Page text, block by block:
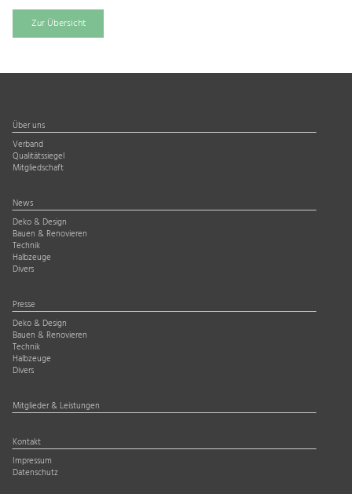
Zur Übersicht
Über uns
Verband
Qualitätssiegel
Mitgliedschaft
News
Deko & Design
Bauen & Renovieren
Technik
Halbzeuge
Divers
Presse
Deko & Design
Bauen & Renovieren
Technik
Halbzeuge
Divers
Mitglieder & Leistungen
Kontakt
Impressum
Datenschutz